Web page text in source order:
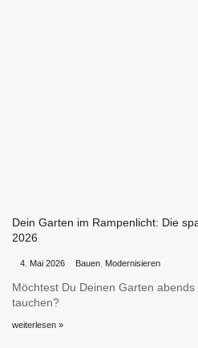
Dein Garten im Rampenlicht: Die
2026
4. Mai 2026 Bauen Modernisieren
Möchtest Du Deinen Garten
tauchen?
weiterlesen »